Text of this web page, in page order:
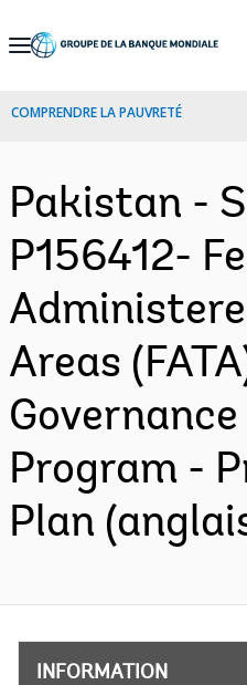
Skip
Navigation
COMPRENDRE LA PAUVRETÉ
Pakistan -
P156412-
Areas
Program -
Plan
INFORMATION